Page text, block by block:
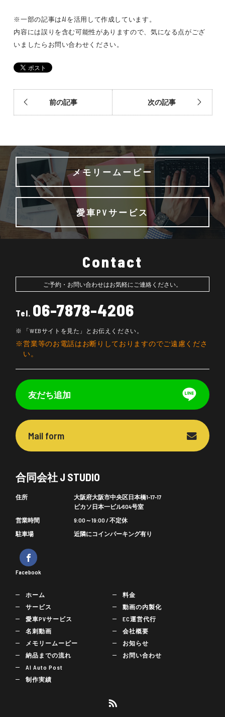
※一部の記事はAIを活用して作成しています。
内容には誤りを含む可能性がありますので、気になる点がござ
いましたらお問い合わせください。
前の記事 次の記事
メモリームービー
愛車PVサービス
Contact
ご予約・お問い合わせはお気軽にご連絡ください。
Tel. 06-7878-4206
「WEBサイトを見た」とお伝えください。
営業等のお電話はお断りしておりますのでご遠慮くださ
い。
友だち追加
Mail form
合同会社 J STUDIO
住所
大阪府大阪市中央区日本橋1-17-17
ピカソ日本一ビル604号室
営業時間
9:00～19:00 / 不定休
駐車場
近隣にコインパーキング有り
Facebook
ホーム
サービス
愛車PVサービス
名刺動画
メモリームービー
納品までの流れ
AI Auto Post
制作実績
料金
動画の内製化
EC運営代行
会社概要
お知らせ
お問い合わせ